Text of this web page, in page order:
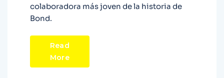
colaboradora más joven de la historia de
Bond.
Read
More